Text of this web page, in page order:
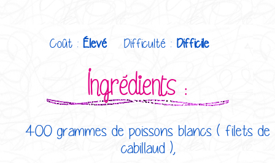
Coût : Élevé Difficulté : Difficile
Ingrédients :
400 grammes de poissons blancs ( filets de
cabillaud ),